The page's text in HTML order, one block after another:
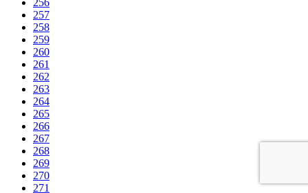
256
257
258
259
260
261
262
263
264
265
266
267
268
269
270
271